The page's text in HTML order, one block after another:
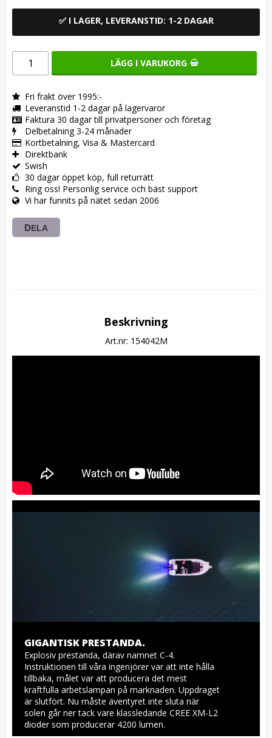
✅ I LAGER, LEVERANSTID: 1-2 DAGAR
LÄGG I VARUKORG
Fri frakt över 1995:-
Leveranstid 1-2 dagar på lagervaror
Faktura 30 dagar till privatpersoner och företag
Delbetalning 3-24 månader
Kortbetalning, Visa & Mastercard
Direktbank
Swish
30 dagar öppet köp, full returrätt
Ring oss! Personlig service och bäst support
Vi har funnits på nätet sedan 2006
DELA
Beskrivning
Art.nr: 154042M
GIGANTISK PRESTANDA.
Explosiv prestanda, därav namnet C-4.
Instruktionen till våra ingenjörer var att inte hålla
tillbaka, målet var att producera det mest
kraftfulla arbetslampan på marknaden. Uppdraget
är slutfört. Nu måste äventyret inte sluta när
solen går ner tack vare klassledande CREE XM-L2
dioder som producerar 4200 lumen.